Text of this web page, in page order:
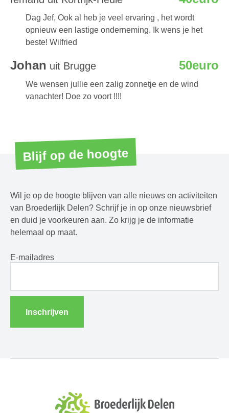
Dag Jef, Ook al heb je veel ervaring , het wordt
opnieuw een lastige onderneming. Ik wens je het
beste! Wilfried
Johan uit Brugge 50euro
We wensen jullie een zalig zonnetje en de wind
vanachter! Doe zo voort !!!!
Blijf op de hoogte
Wil je op de hoogte blijven van alle nieuws en activiteiten
van Broederlijk Delen? Schrijf je in op onze nieuwsbrief
en duid je voorkeuren aan. Zo krijg je de informatie
helemaal op maat.
E-mailadres
Inschrijven